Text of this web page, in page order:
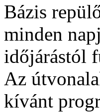
Bázis
minden
időjárástól
Az
kívánt